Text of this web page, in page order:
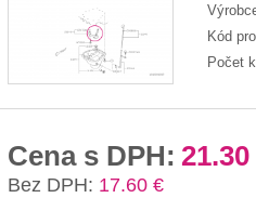
Kód
Počet
Cena s DPH: 21.30
Bez DPH: 17.60 €